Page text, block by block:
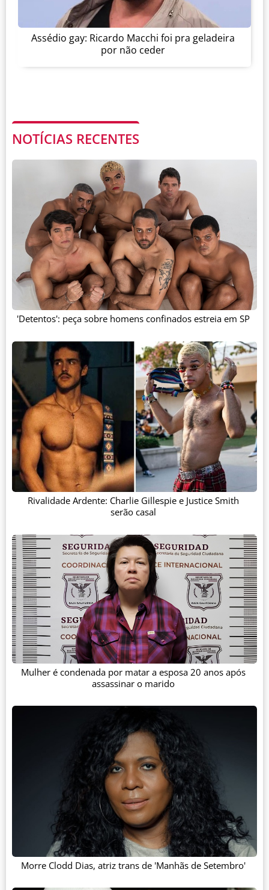
Assédio gay: Ricardo Macchi foi pra geladeira
por não ceder
NOTÍCIAS RECENTES
'Detentos': peça sobre homens confinados estreia em SP
Rivalidade Ardente: Charlie Gillespie e Justice Smith
serão casal
Mulher é condenada por matar a esposa 20 anos após
assassinar o marido
Morre Clodd Dias, atriz trans de 'Manhãs de Setembro'